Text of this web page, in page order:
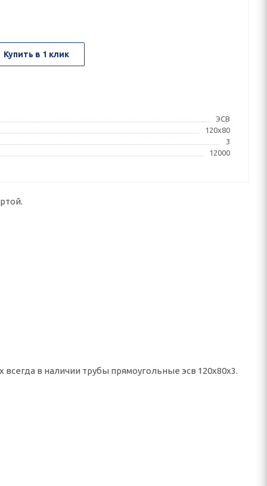
Купить в 1 клик
ЭСВ
120x80
3
12000
в наличии трубы прямоугольные эсв 120х80х3.